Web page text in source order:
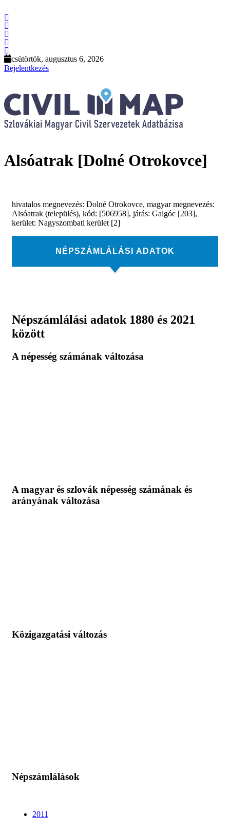
csütörtök, augusztus 6, 2026
Bejelentkezés
Alsóatrak [Dolné Otrokovce]
hivatalos megnevezés: Dolné Otrokovce, magyar megnevezés:
Alsóatrak (település), kód: [506958], járás: Galgóc [203],
kerület: Nagyszombati kerület [2]
NÉPSZÁMLÁLÁSI ADATOK
Népszámlálási adatok 1880 és 2021
között
A népesség számának változása
A magyar és szlovák népesség számának és
arányának változása
Közigazgatási változás
Népszámlálások
2011